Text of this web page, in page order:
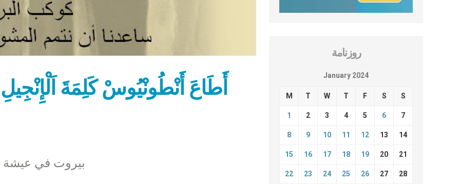
أَطَاعَ أَنْطُونْيُوسْ كَلِمَةَ
بيروت في عيشة
روزنامة
January 2024
M T W T F S S
1 2 3 4 5 6 7
8 9 10 11 12 13 14
15 16 17 18 19 20 21
22 23 24 25 26 27 28